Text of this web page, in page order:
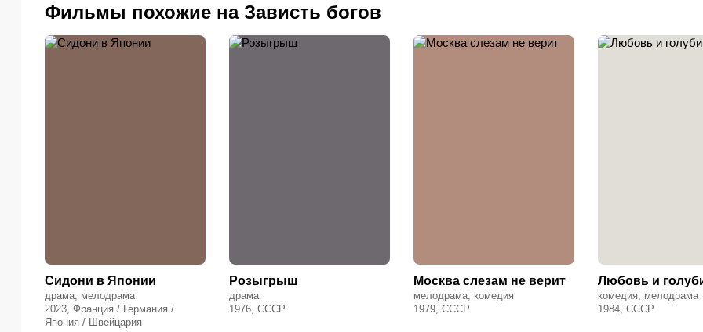
Фильмы похожие на Зависть богов
Сидони в Японии
драма, мелодрама
2023, Франция / Германия /
Япония / Швейцария
Розыгрыш
драма
1976, СССР
Москва слезам не верит
мелодрама, комедия
1979, СССР
Любовь и
комедия, мелодрама
1984, СССР